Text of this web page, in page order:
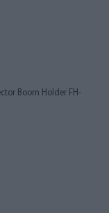
Boom Holder FH-